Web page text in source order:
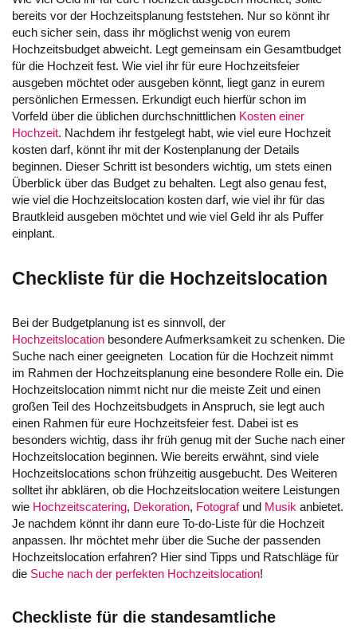
bereits vor der Hochzeitsplanung feststehen. Nur so könnt ihr
euch sicher sein, dass ihr möglichst wenig von eurem
Hochzeitsbudget abweicht. Legt gemeinsam ein Gesamtbudget
für die Hochzeit fest. Wie viel ihr für eure Hochzeitsfeier
ausgeben möchtet oder ausgeben könnt, liegt ganz in eurem
persönlichen Ermessen. Erkundigt euch hierfür schon im
Vorfeld über die üblichen durchschnittlichen Kosten einer
Hochzeit. Nachdem ihr festgelegt habt, wie viel eure Hochzeit
kosten darf, könnt ihr mit der Kostenplanung der Details
beginnen. Dieser Schritt ist besonders wichtig, um stets einen
Überblick über das Budget zu behalten. Legt also genau fest,
wie viel die Hochzeitslocation kosten darf, wie viel ihr für das
Brautkleid ausgeben möchtet und wie viel Geld ihr als Puffer
einplant.
Checkliste für die Hochzeitslocation
Bei der Budgetplanung ist es sinnvoll, der
Hochzeitslocation besondere Aufmerksamkeit zu schenken. Die
Suche nach einer geeigneten Location für die Hochzeit nimmt
im Rahmen der Hochzeitsplanung eine besondere Rolle ein. Die
Hochzeitslocation nimmt nicht nur die meiste Zeit und einen
großen Teil des Hochzeitsbudgets in Anspruch, sie legt auch
einen Rahmen für eure Hochzeitsfeier fest. Dabei ist es
besonders wichtig, dass ihr früh genug mit der Suche nach einer
Hochzeitslocation beginnen. Wie bereits erwähnt, sind viele
Hochzeitslocations schon frühzeitig ausgebucht. Des Weiteren
solltet ihr abklären, ob die Hochzeitslocation weitere Leistungen
wie Hochzeitscatering, Dekoration, Fotografund Musik anbietet.
Je nachdem könnt ihr dann eure To-do-Liste für die Hochzeit
anpassen. Ihr möchtet mehr über die Suche der passenden
Hochzeitslocation erfahren? Hier sind Tipps und Ratschläge für
die Suche nach der perfekten Hochzeitslocation!
Checkliste für die standesamtliche